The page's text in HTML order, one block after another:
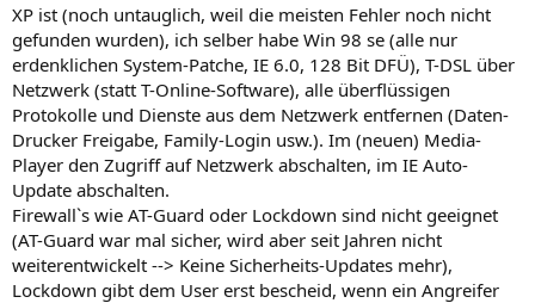
XP ist (noch untauglich, weil die meisten Fehler noch nicht
gefunden wurden), ich selber habe Win 98 se (alle nur
erdenklichen System-Patche, IE 6.0, 128 Bit DFÜ), T-DSL über
Netzwerk (statt T-Online-Software), alle überflüssigen
Protokolle und Dienste aus dem Netzwerk entfernen (Daten-
Drucker Freigabe, Family-Login usw.). Im (neuen) Media-
Player den Zugriff auf Netzwerk abschalten, im IE Auto-
Update abschalten.
Firewall`s wie AT-Guard oder Lockdown sind nicht geeignet
(AT-Guard war mal sicher, wird aber seit Jahren nicht
weiterentwickelt --> Keine Sicherheits-Updates mehr),
Lockdown gibt dem User erst bescheid, wenn ein Angreifer